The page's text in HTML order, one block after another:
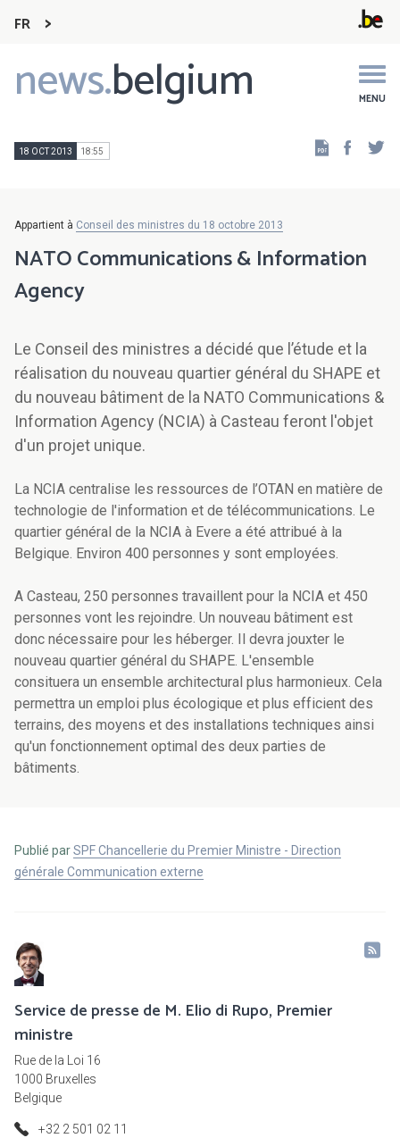
FR
news.belgium MENU
Main
navigation
18 OCT 2013 18:55
Appartient à Conseil des ministres du 18 octobre 2013
NATO Communications & Information
Agency
Le Conseil des ministres a décidé que l’étude et la
réalisation du nouveau quartier général du SHAPE et
du nouveau bâtiment de la NATO Communications &
Information Agency (NCIA) à Casteau feront l'objet
d'un projet unique.
La NCIA centralise les ressources de l’OTAN en matière de
technologie de l'information et de télécommunications. Le
quartier général de la NCIA à Evere a été attribué à la
Belgique. Environ 400 personnes y sont employées.
A Casteau, 250 personnes travaillent pour la NCIA et 450
personnes vont les rejoindre. Un nouveau bâtiment est
donc nécessaire pour les héberger. Il devra jouxter le
nouveau quartier général du SHAPE. L'ensemble
consituera un ensemble architectural plus harmonieux. Cela
permettra un emploi plus écologique et plus efficient des
terrains, des moyens et des installations techniques ainsi
qu'un fonctionnement optimal des deux parties de
bâtiments.
Publié parSPF Chancellerie du Premier Ministre - Direction
générale Communication externe
Service de presse de M. Elio di Rupo, Premier
ministre
Rue de la Loi 16
1000 Bruxelles
Belgique
+32 2 501 02 11